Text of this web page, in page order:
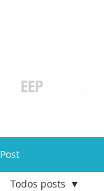
Post
Todos posts